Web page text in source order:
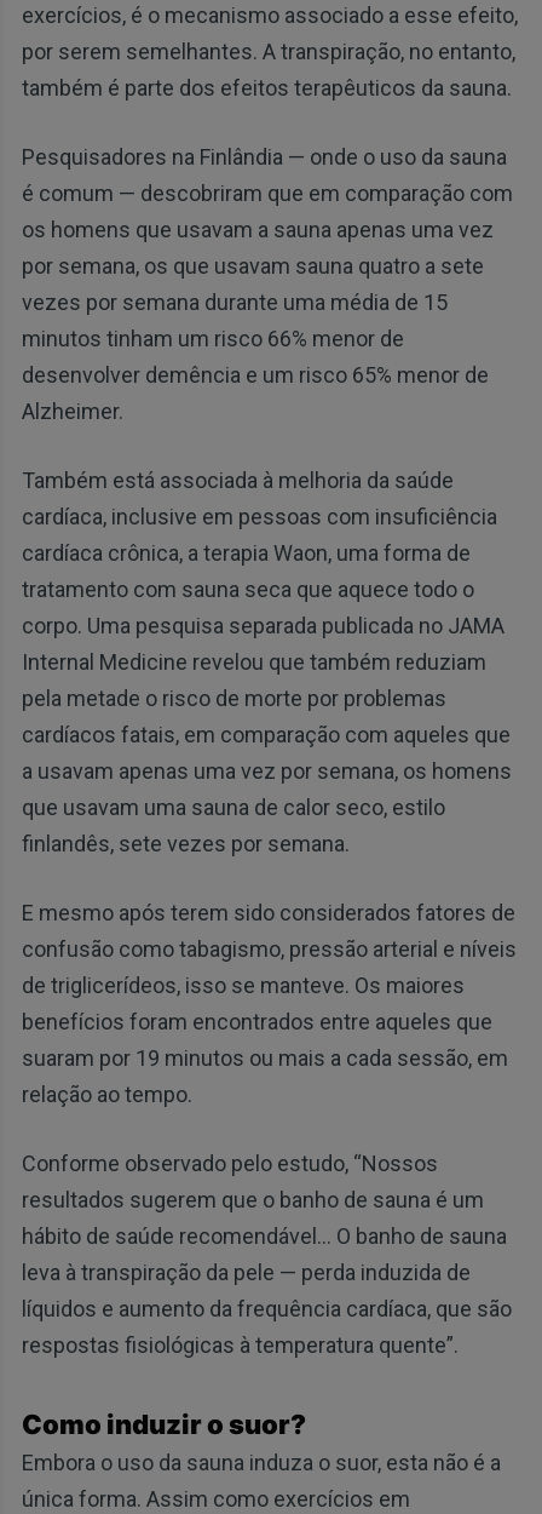
exercícios, é o mecanismo associado a esse efeito,
por serem semelhantes. A transpiração, no entanto,
também é parte dos efeitos terapêuticos da sauna.
Pesquisadores na Finlândia — onde o uso da sauna
é comum — descobriram que em comparação com
os homens que usavam a sauna apenas uma vez
por semana, os que usavam sauna quatro a sete
vezes por semana durante uma média de 15
minutos tinham um risco 66% menor de
desenvolver demência e um risco 65% menor de
Alzheimer.
Também está associada à melhoria da saúde
cardíaca, inclusive em pessoas com insuficiência
cardíaca crônica, a terapia Waon, uma forma de
tratamento com sauna seca que aquece todo o
corpo. Uma pesquisa separada publicada no JAMA
Internal Medicine revelou que também reduziam
pela metade o risco de morte por problemas
cardíacos fatais, em comparação com aqueles que
a usavam apenas uma vez por semana, os homens
que usavam uma sauna de calor seco, estilo
finlandês, sete vezes por semana.
E mesmo após terem sido considerados fatores de
confusão como tabagismo, pressão arterial e níveis
de triglicerídeos, isso se manteve. Os maiores
benefícios foram encontrados entre aqueles que
suaram por 19 minutos ou mais a cada sessão, em
relação ao tempo.
Conforme observado pelo estudo, “Nossos
resultados sugerem que o banho de sauna é um
hábito de saúde recomendável… O banho de sauna
leva à transpiração da pele — perda induzida de
líquidos e aumento da frequência cardíaca, que são
respostas fisiológicas à temperatura quente”.
Como induzir o suor?
Embora o uso da sauna induza o suor, esta não é a
única forma. Assim como exercícios em